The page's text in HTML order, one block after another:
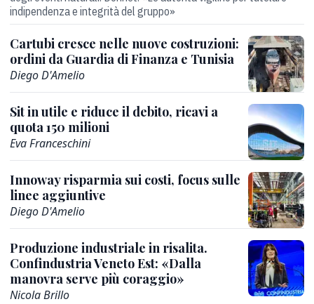
indipendenza e integrità del gruppo»
Cartubi cresce nelle nuove costruzioni:
ordini da Guardia di Finanza e Tunisia
Diego D'Amelio
Sit in utile e riduce il debito, ricavi a
quota 150 milioni
Eva Franceschini
Innoway risparmia sui costi, focus sulle
linee aggiuntive
Diego D'Amelio
Produzione industriale in risalita.
Confindustria Veneto Est: «Dalla
manovra serve più coraggio»
Nicola Brillo